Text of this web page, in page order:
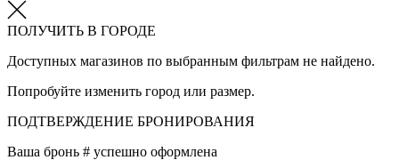
ПОЛУЧИТЬ В ГОРОДЕ
Доступных магазинов по выбранным фильтрам не найдено.
Попробуйте изменить город или размер.
ПОДТВЕРЖДЕНИЕ БРОНИРОВАНИЯ
Ваша бронь # успешно оформлена